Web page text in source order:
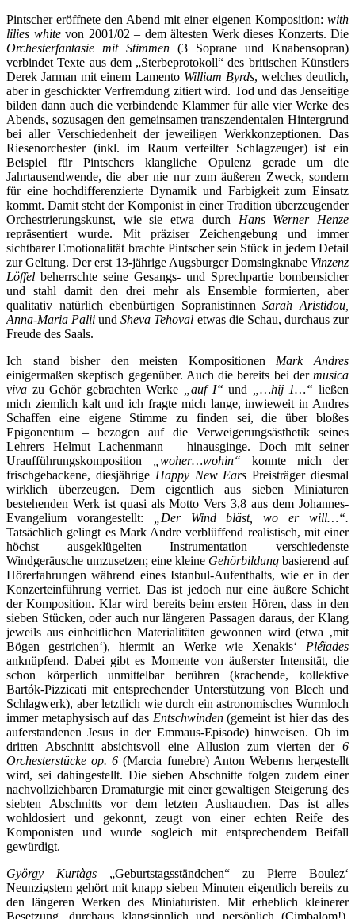
Pintscher eröffnete den Abend mit einer eigenen Komposition: with
lilies white von 2001/02 – dem ältesten Werk dieses Konzerts. Die
Orchesterfantasie mit Stimmen (3 Soprane und Knabensopran)
verbindet Texte aus dem „Sterbeprotokoll“ des britischen Künstlers
Derek Jarman mit einem Lamento William Byrds, welches deutlich,
aber in geschickter Verfremdung zitiert wird. Tod und das Jenseitige
bilden dann auch die verbindende Klammer für alle vier Werke des
Abends, sozusagen den gemeinsamen transzendentalen Hintergrund
bei aller Verschiedenheit der jeweiligen Werkkonzeptionen. Das
Riesenorchester (inkl. im Raum verteilter Schlagzeuger) ist ein
Beispiel für Pintschers klangliche Opulenz gerade um die
Jahrtausendwende, die aber nie nur zum äußeren Zweck, sondern
für eine hochdifferenzierte Dynamik und Farbigkeit zum Einsatz
kommt. Damit steht der Komponist in einer Tradition überzeugender
Orchestrierungskunst, wie sie etwa durch Hans Werner Henze
repräsentiert wurde. Mit präziser Zeichengebung und immer
sichtbarer Emotionalität brachte Pintscher sein Stück in jedem Detail
zur Geltung. Der erst 13-jährige Augsburger Domsingknabe Vinzenz
Löffel beherrschte seine Gesangs- und Sprechpartie bombensicher
und stahl damit den drei mehr als Ensemble formierten, aber
qualitativ natürlich ebenbürtigen SopranistinnenSarahAristidou,
Anna-Maria Paliiund Sheva Tehoval etwas die Schau, durchaus zur
Freude des Saals.
Ich stand bisher den meisten Kompositionen Mark Andres
einigermaßen skeptisch gegenüber. Auch die bereits bei der musica
viva zu Gehör gebrachten Werke „auf I“und „…hij 1…“ließen
mich ziemlich kalt und ich fragte mich lange, inwieweit in Andres
Schaffen eine eigene Stimme zu finden sei, die über bloßes
Epigonentum – bezogen auf die Verweigerungsästhetik seines
Lehrers Helmut Lachenmann – hinausginge. Doch mit seiner
Uraufführungskomposition
„woher…wohin“ konnte mich der
frischgebackene, diesjährige Happy New EarsPreisträger diesmal
wirklich überzeugen. Dem eigentlich aus sieben Miniaturen
bestehenden Werk ist quasi als Motto Vers 3,8 aus dem Johannes-
Evangelium vorangestellt:
„Der Wind bläst, wo er will…“.
Tatsächlich gelingt es Mark Andre verblüffend realistisch, mit einer
höchst ausgeklügelten Instrumentation verschiedenste
Windgeräusche umzusetzen; eine kleine Gehörbildung basierend auf
Hörerfahrungen während eines Istanbul-Aufenthalts, wie er in der
Konzerteinführung verriet. Das ist jedoch nur eine äußere Schicht
der Komposition. Klar wird bereits beim ersten Hören, dass in den
sieben Stücken, oder auch nur längeren Passagen daraus, der Klang
jeweils aus einheitlichen Materialitäten gewonnen wird (etwa ‚mit
Bögen gestrichen‘), hiermit an Werke wie Xenakis‘ Pléïades
anknüpfend. Dabei gibt es Momente von äußerster Intensität, die
schon körperlich unmittelbar berühren (krachende, kollektive
Bartók-Pizzicati mit entsprechender Unterstützung von Blech und
Schlagwerk), aber letztlich wie durch ein astronomisches Wurmloch
immer metaphysisch auf das Entschwinden(gemeint ist hier das des
auferstandenen Jesus in der Emmaus-Episode) hinweisen. Ob im
dritten Abschnitt absichtsvoll eine Allusion zum vierten der 6
Orchesterstücke op. 6(Marcia funebre) Anton Weberns hergestellt
wird, sei dahingestellt. Die sieben Abschnitte folgen zudem einer
nachvollziehbaren Dramaturgie mit einer gewaltigen Steigerung des
siebten Abschnitts vor dem letzten Aushauchen. Das ist alles
wohldosiert und gekonnt, zeugt von einer echten Reife des
Komponisten und wurde sogleich mit entsprechendem Beifall
gewürdigt.
György Kurtàgs „Geburtstagsständchen“ zu Pierre Boulez‘
Neunzigstem gehört mit knapp sieben Minuten eigentlich bereits zu
den längeren Werken des Miniaturisten. Mit erheblich kleinerer
Besetzung, durchaus klangsinnlich und persönlich (Cimbalom!),